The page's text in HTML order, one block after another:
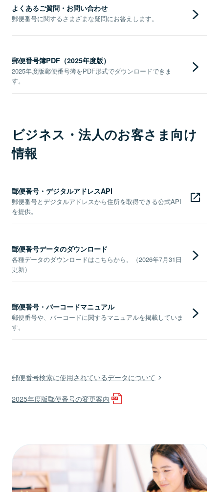
よくあるご質問・お問い合わせ
郵便番号に関するさまざまな疑問にお答えします。
郵便番号簿PDF（2025年度版）
2025年度版郵便番号簿をPDF形式でダウンロードできま
す。
ビジネス・法人のお客さま向け
情報
郵便番号・デジタルアドレスAPI
郵便番号とデジタルアドレスから住所を取得できる公式API
を提供。
郵便番号データのダウンロード
各種データのダウンロードはこちらから。（2026年7月31日
更新）
郵便番号・バーコードマニュアル
郵便番号や、バーコードに関するマニュアルを掲載していま
す。
郵便番号検索に使用されているデータについて
2025年度版郵便番号の変更案内